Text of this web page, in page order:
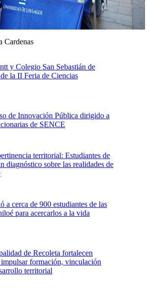
Cardenas
y Colegio San Sebastián de
la II Feria de Ciencias
de Innovación Pública dirigido a
de SENCE
territorial: Estudiantes de
diagnóstico sobre las realidades de
a cerca de 900 estudiantes de las
para acercarlos a la vida
de Recoleta fortalecen
formación, vinculación
territorial